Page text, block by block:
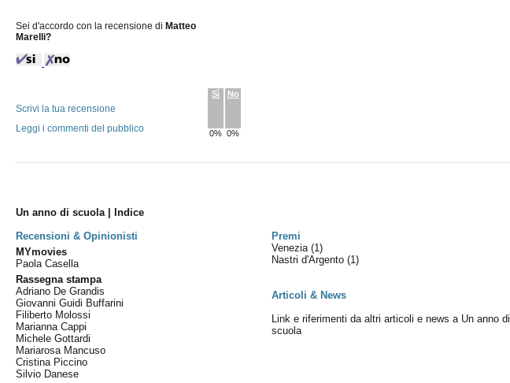
Sei d'accordo con la recensione di Matteo
Marelli?
Sì
0%
No
0%
Scrivi la tua recensione
Leggi i commenti del pubblico
Un anno di scuola | Indice
Recensioni & Opinionisti
Premi
MYmovies
Paola Casella
Rassegna stampa
Adriano De Grandis
Giovanni Guidi Buffarini
Filiberto Molossi
Marianna Cappi
Michele Gottardi
Mariarosa Mancuso
Cristina Piccino
Silvio Danese
Venezia(1)
Nastri d'Argento(1)
Articoli & News
Link e riferimenti da altri articoli e news a Un anno di
scuola